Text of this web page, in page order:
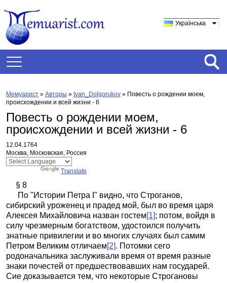
Українська
Мемуарист » Авторы » Ivan_Dolgorukov » Повесть о рождении моем,
происхождении и всей жизни - 6
Повесть о рождении моем,
происхождении и всей жизни - 6
12.04.1764
Москва, Московская, Россия
Translate
§ 8
По "Истории Петра I" видно, что Строганов,
сибирский уроженец и прадед мой, был во время царя
Алексея Михайловича назван гостем[1]; потом, войдя в
силу чрезмерным богатством, удостоился получить
знатные привилегии и во многих случаях был самим
Петром Великим отличаем[2]. Потомки сего
родоначальника заслуживали время от время разные
знаки почестей от предшествовавших нам государей.
Сие доказывается тем, что некоторые Строгановы